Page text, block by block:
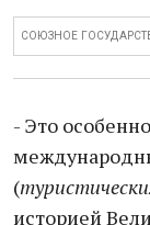
СОЮЗНОЕ
- Это
(
историей